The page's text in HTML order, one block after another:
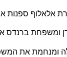
אלאלוף
קרן ומשפחת
ומנחמת את